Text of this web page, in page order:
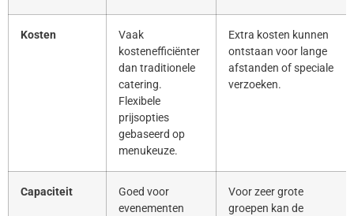
Kosten
Vaak
kostenefficiënter
dan traditionele
catering.
Flexibele
prijsopties
gebaseerd op
menukeuze.
Extra kosten kunnen
ontstaan voor lange
afstanden of speciale
verzoeken.
Capaciteit
Goed voor
evenementen
Voor zeer grote
groepen kan de